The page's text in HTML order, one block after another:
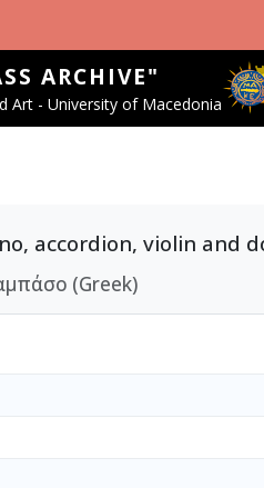
ARCHIVE"
Art - University of Macedonia
accordion, violin and
(Greek)